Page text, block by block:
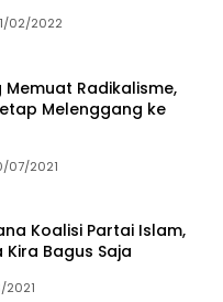
02/2022
Memuat Radikalisme,
Melenggang ke
07/2021
Koalisi Partai Islam,
Kira Bagus Saja
2021